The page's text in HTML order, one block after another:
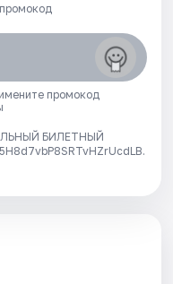
промокод
БИЛЕТНЫЙ